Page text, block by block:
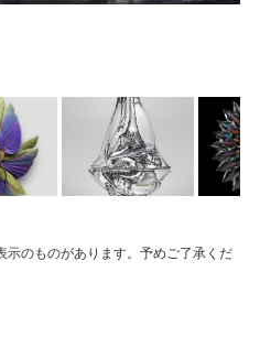
示のものがあります。予めご了承くだ